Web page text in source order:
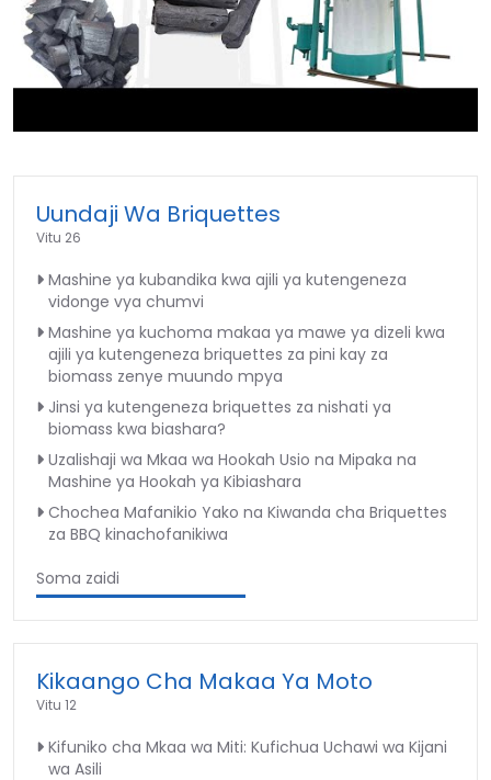
Uundaji Wa Briquettes
Vitu 26
Mashine ya kubandika kwa ajili ya kutengeneza
vidonge vya chumvi
Mashine ya kuchoma makaa ya mawe ya dizeli kwa
ajili ya kutengeneza briquettes za pini kay za
biomass zenye muundo mpya
Jinsi ya kutengeneza briquettes za nishati ya
biomass kwa biashara?
Uzalishaji wa Mkaa wa Hookah Usio na Mipaka na
Mashine ya Hookah ya Kibiashara
Chochea Mafanikio Yako na Kiwanda cha Briquettes
za BBQ kinachofanikiwa
Soma zaidi
Kikaango Cha Makaa Ya Moto
Vitu 12
Kifuniko cha Mkaa wa Miti: Kufichua Uchawi wa Kijani
wa Asili